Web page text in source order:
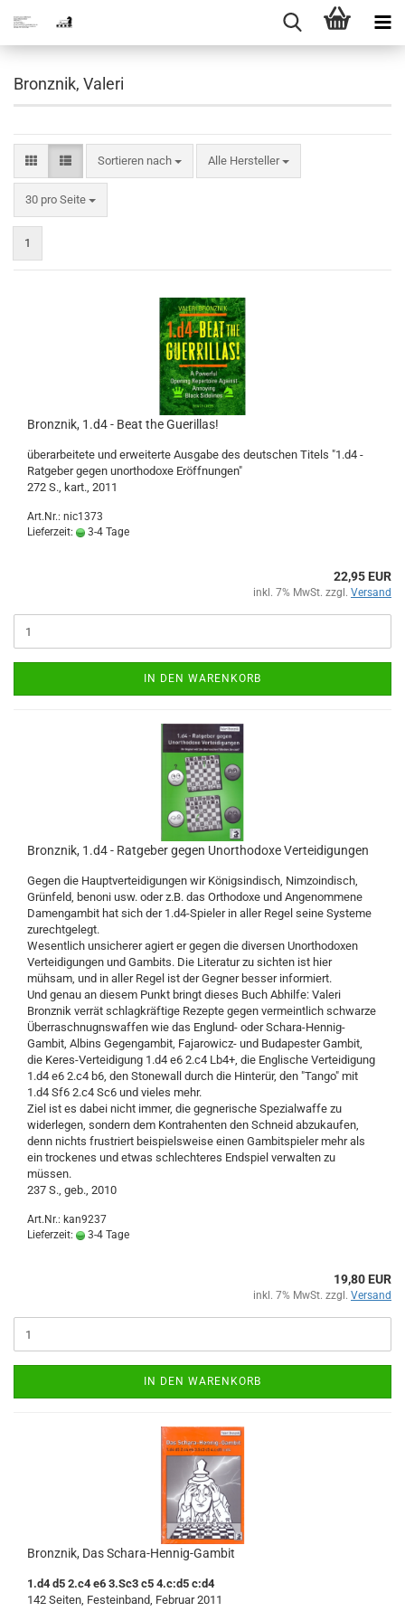
Bronznik, Valeri
Sortieren nach
Sortieren nach Alle Hersteller
30 pro Seite
pro Seite
1
Bronznik, 1.d4 - Beat the Guerillas!
überarbeitete und erweiterte Ausgabe des deutschen Titels "1.d4 -
Ratgeber gegen unorthodoxe Eröffnungen"
272 S., kart., 2011
Art.Nr.: nic1373
Lieferzeit:
3-4 Tage
22,95 EUR
inkl. 7% MwSt. zzgl. Versand
IN DEN WARENKORB
Bronznik, 1.d4 - Ratgeber gegen Unorthodoxe Verteidigungen
Gegen die Hauptverteidigungen wir Königsindisch, Nimzoindisch,
Grünfeld, benoni usw. oder z.B. das Orthodoxe und Angenommene
Damengambit hat sich der 1.d4-Spieler in aller Regel seine Systeme
zurechtgelegt.
Wesentlich unsicherer agiert er gegen die diversen Unorthodoxen
Verteidigungen und Gambits. Die Literatur zu sichten ist hier
mühsam, und in aller Regel ist der Gegner besser informiert.
Und genau an diesem Punkt bringt dieses Buch Abhilfe: Valeri
Bronznik verrät schlagkräftige Rezepte gegen vermeintlich schwarze
Überraschnugnswaffen wie das Englund- oder Schara-Hennig-
Gambit, Albins Gegengambit, Fajarowicz- und Budapester Gambit,
die Keres-Verteidigung 1.d4 e6 2.c4 Lb4+, die Englische Verteidigung
1.d4 e6 2.c4 b6, den Stonewall durch die Hinterür, den "Tango" mit
1.d4 Sf6 2.c4 Sc6 und vieles mehr.
Ziel ist es dabei nicht immer, die gegnerische Spezialwaffe zu
widerlegen, sondern dem Kontrahenten den Schneid abzukaufen,
denn nichts frustriert beispielsweise einen Gambitspieler mehr als
ein trockenes und etwas schlechteres Endspiel verwalten zu
müssen.
237 S., geb., 2010
Art.Nr.: kan9237
Lieferzeit:
3-4 Tage
19,80 EUR
inkl. 7% MwSt. zzgl. Versand
IN DEN WARENKORB
Bronznik, Das Schara-Hennig-Gambit
1.d4 d5 2.c4 e6 3.Sc3 c5 4.c:d5 c:d4
142 Seiten, Festeinband, Februar 2011